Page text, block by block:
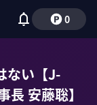
0
ない【J-
安藤聡】